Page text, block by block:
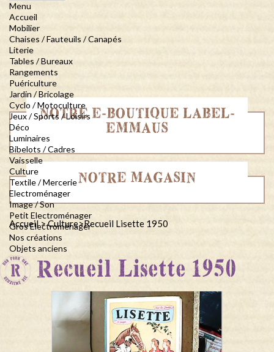
Menu
Accueil
Mobilier
Chaises / Fauteuils / Canapés
Literie
Tables / Bureaux
Rangements
Puériculture
Jardin / Bricolage
Cyclo / Motoculture
Jeux / Sports / Loisirs
Déco
Luminaires
Bibelots / Cadres
Vaisselle
Culture
Textile / Mercerie
Electroménager
Image / Son
Petit Electroménager
Gros Electroménager
Nos créations
Objets anciens
NOTRE E-BOUTIQUE LABEL-
EMMAUS
NOTRE MAGASIN
Accueil>Culture>Recueil Lisette 1950
Recueil Lisette 1950